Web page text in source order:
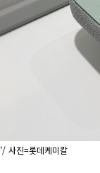
사진=롯데케미칼